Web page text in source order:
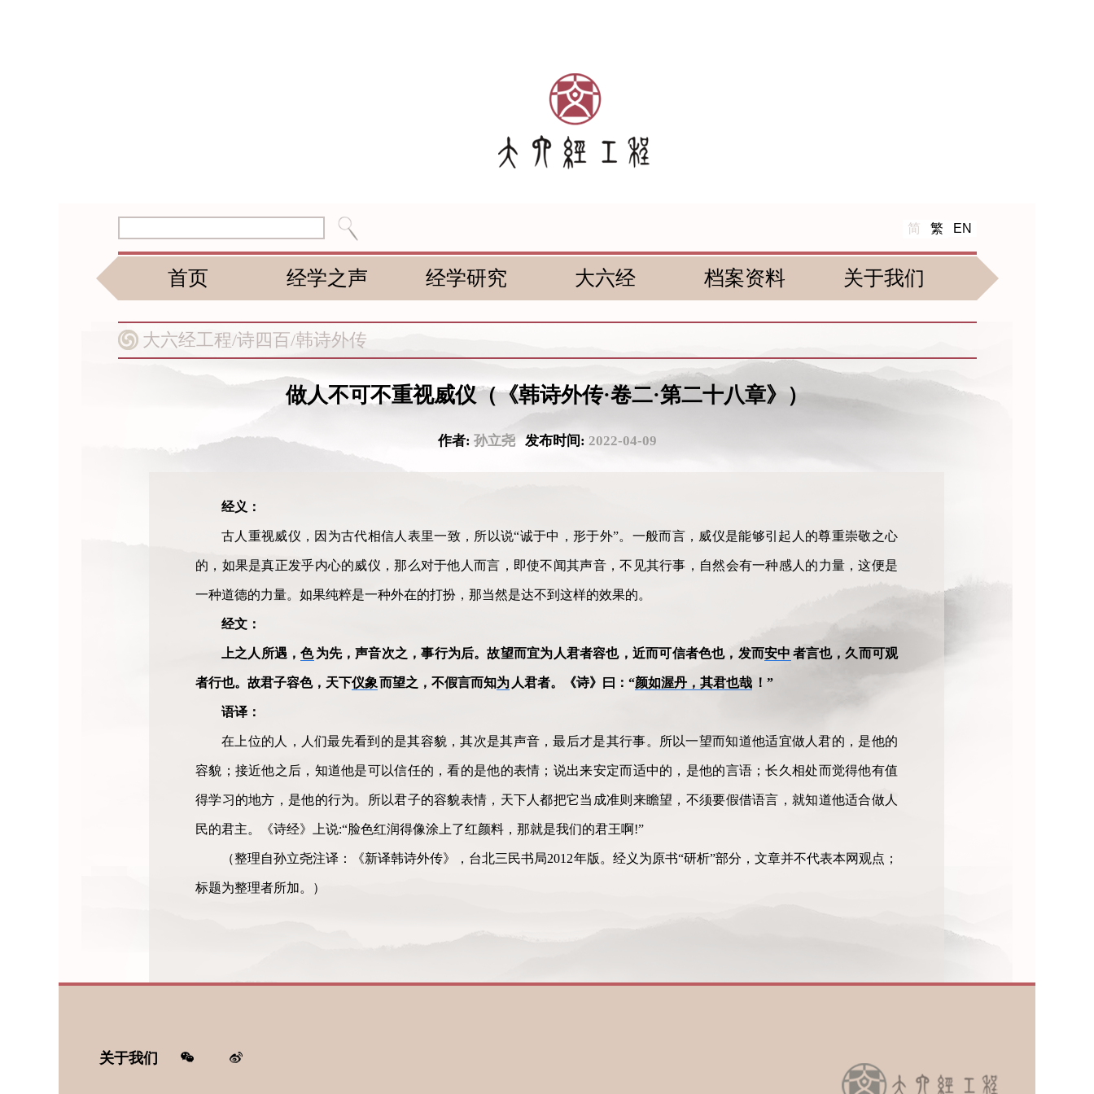
简 繁 EN
首页 经学之声 经学研究 大六经 档案资料 关于我们
大六经工程/诗四百/韩诗外传
做人不可不重视威仪（《韩诗外传·卷二·第二十八章》）
作者: 孙立尧发布时间: 2022-04-09
经义：
古人重视威仪，因为古代相信人表里一致，所以说“诚于中，形于外”。一般而言，威仪是能够引起人的尊重崇敬之心
的，如果是真正发乎内心的威仪，那么对于他人而言，即使不闻其声音，不见其行事，自然会有一种感人的力量，这便是
一种道德的力量。如果纯粹是一种外在的打扮，那当然是达不到这样的效果的。
经文：
上之人所遇，色 为先，声音次之，事行为后。故望而宜为人君者容也，近而可信者色也，发而安中 者言也，久而可观
者行也。故君子容色，天下仪象而望之，不假言而知为 人君者。《诗》曰：“颜如渥丹，其君也哉 ！”
语译：
在上位的人，人们最先看到的是其容貌，其次是其声音，最后才是其行事。所以一望而知道他适宜做人君的，是他的
容貌；接近他之后，知道他是可以信任的，看的是他的表情；说出来安定而适中的，是他的言语；长久相处而觉得他有值
得学习的地方，是他的行为。所以君子的容貌表情，天下人都把它当成准则来瞻望，不须要假借语言，就知道他适合做人
民的君主。《诗经》上说:“脸色红润得像涂上了红颜料，那就是我们的君王啊!”
（整理自孙立尧注译：《新译韩诗外传》，台北三民书局2012年版。经义为原书“研析”部分，文章并不代表本网观点；
标题为整理者所加。）
关于我们